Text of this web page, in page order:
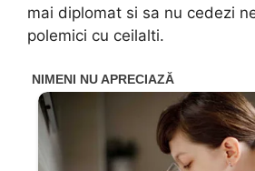
mai diplomat si sa nu cedezi
polemici cu ceilalti.